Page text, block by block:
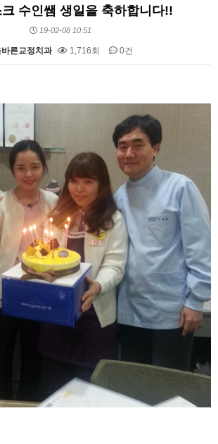
수인쌤 생일을 축하합니다!!
19-02-08 10:51
른교정치과 1,716회 0건